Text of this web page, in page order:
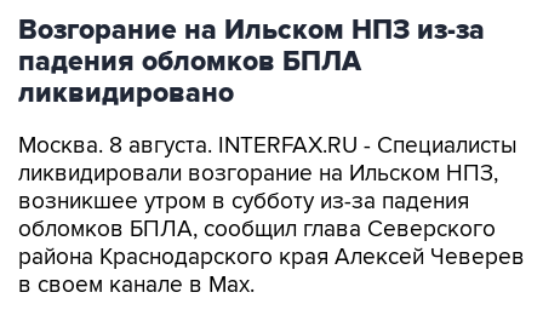
Возгорание на Ильском НПЗ из-за
падения обломков БПЛА
ликвидировано
Москва. 8 августа. INTERFAX.RU - Специалисты
ликвидировали возгорание на Ильском НПЗ,
возникшее утром в субботу из-за падения
обломков БПЛА, сообщил глава Северского
района Краснодарского края Алексей Чеверев
в своем канале в Max.